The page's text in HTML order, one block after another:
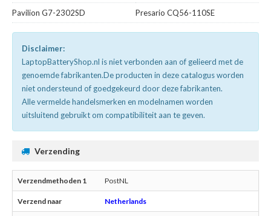
Pavilion G7-2302SD
Presario CQ56-110SE
Disclaimer:
LaptopBatteryShop.nl is niet verbonden aan of gelieerd met de
genoemde fabrikanten.De producten in deze catalogus worden
niet ondersteund of goedgekeurd door deze fabrikanten.
Alle vermelde handelsmerken en modelnamen worden
uitsluitend gebruikt om compatibiliteit aan te geven.
Verzending
PostNL
Netherlands